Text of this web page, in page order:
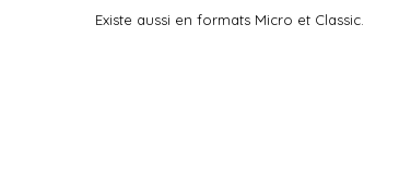
Existe aussi en formats Micro et Classic.